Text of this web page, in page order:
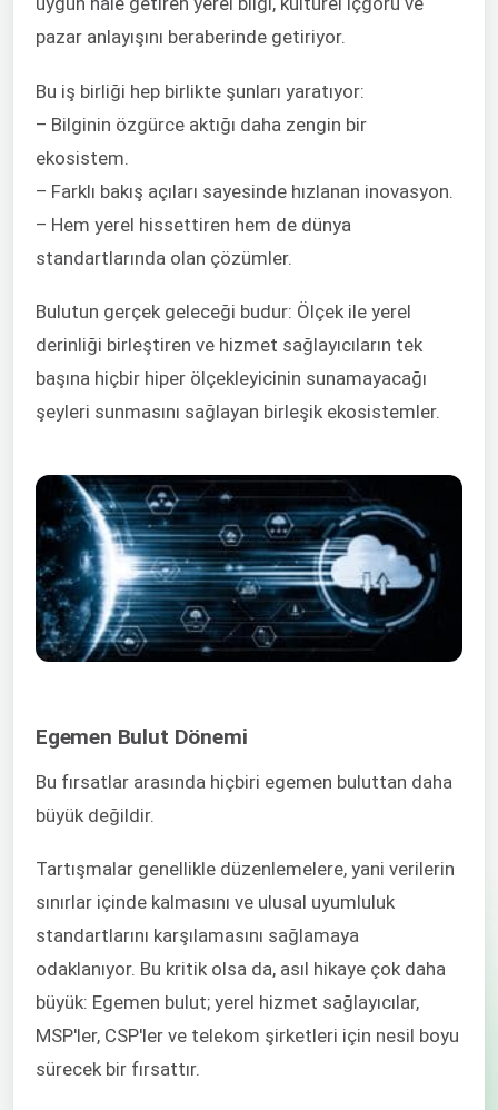
pazar anlayışını beraberinde getiriyor.
Bu iş birliği hep birlikte şunları yaratıyor:
– Bilginin özgürce aktığı daha zengin bir
ekosistem.
– Farklı bakış açıları sayesinde hızlanan inovasyon.
– Hem yerel hissettiren hem de dünya
standartlarında olan çözümler.
Bulutun gerçek geleceği budur: Ölçek ile yerel
derinliği birleştiren ve hizmet sağlayıcıların tek
başına hiçbir hiper ölçekleyicinin sunamayacağı
şeyleri sunmasını sağlayan birleşik ekosistemler.
Egemen Bulut Dönemi
Bu fırsatlar arasında hiçbiri egemen buluttan daha
büyük değildir.
Tartışmalar genellikle düzenlemelere, yani verilerin
sınırlar içinde kalmasını ve ulusal uyumluluk
standartlarını karşılamasını sağlamaya
odaklanıyor. Bu kritik olsa da, asıl hikaye çok daha
büyük: Egemen bulut; yerel hizmet sağlayıcılar,
MSP'ler, CSP'ler ve telekom şirketleri için nesil boyu
sürecek bir fırsattır.